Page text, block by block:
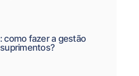
como fazer a gestão